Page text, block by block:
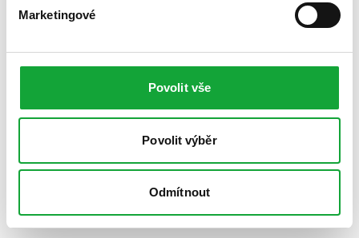
Marketingové
Povolit vše
Povolit výběr
Odmítnout